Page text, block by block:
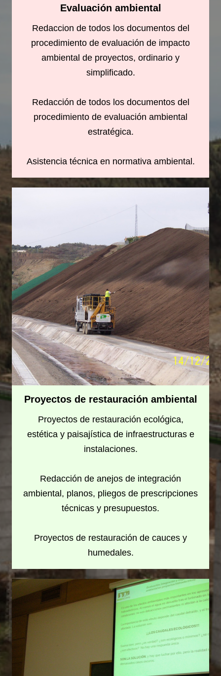
Evaluación ambiental
Redaccion de todos los documentos del
procedimiento de evaluación de impacto
ambiental de proyectos, ordinario y
simplificado.
Redacción de todos los documentos del
procedimiento de evaluación ambiental
estratégica.
Asistencia técnica en normativa ambiental.
Proyectos de restauración ambiental
Proyectos de restauración ecológica,
estética y paisajística de infraestructuras e
instalaciones.
Redacción de anejos de integración
ambiental, planos, pliegos de prescripciones
técnicas y presupuestos.
Proyectos de restauración de cauces y
humedales.